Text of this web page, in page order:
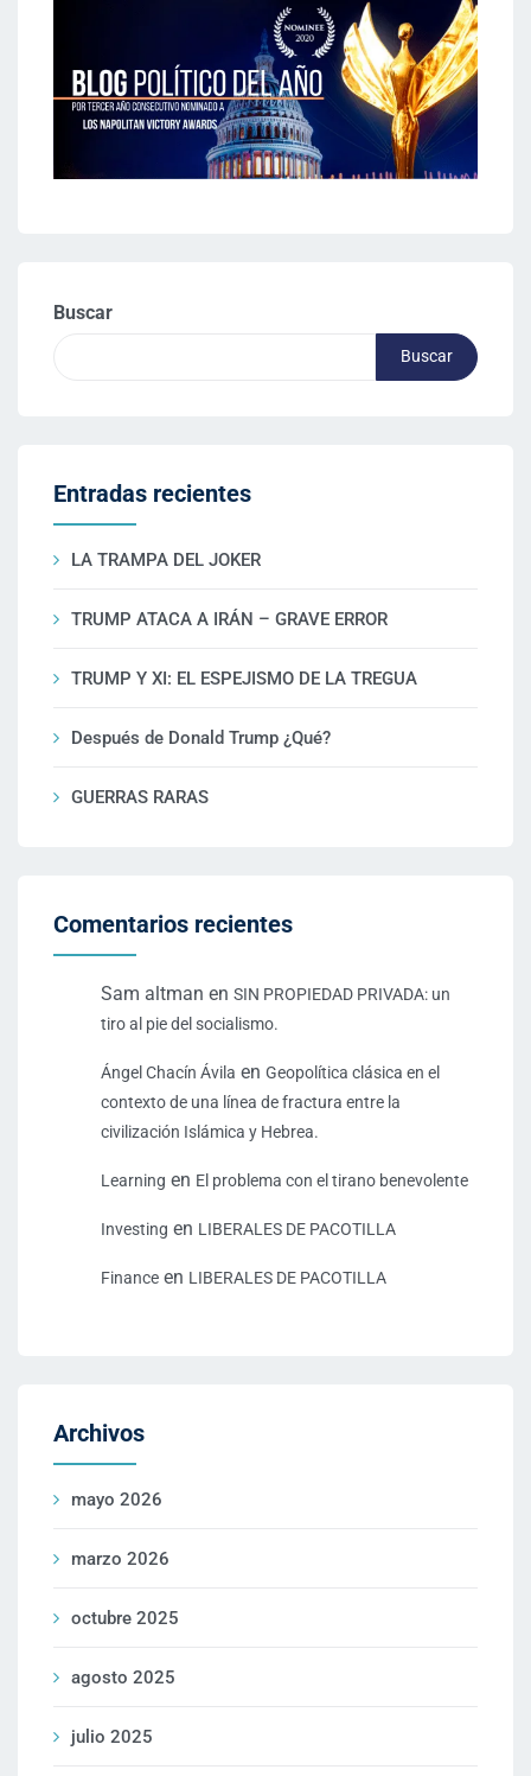
Buscar
Buscar
Entradas recientes
LA TRAMPA DEL JOKER
TRUMP ATACA A IRÁN – GRAVE ERROR
TRUMP Y XI: EL ESPEJISMO DE LA TREGUA
Después de Donald Trump ¿Qué?
GUERRAS RARAS
Comentarios recientes
Sam altman en SIN PROPIEDAD PRIVADA: un
tiro al pie del socialismo.
Ángel Chacín Ávila en Geopolítica clásica en el
contexto de una línea de fractura entre la
civilización Islámica y Hebrea.
Learning en El problema con el tirano benevolente
Investing en LIBERALES DE PACOTILLA
Finance en LIBERALES DE PACOTILLA
Archivos
mayo 2026
marzo 2026
octubre 2025
agosto 2025
julio 2025